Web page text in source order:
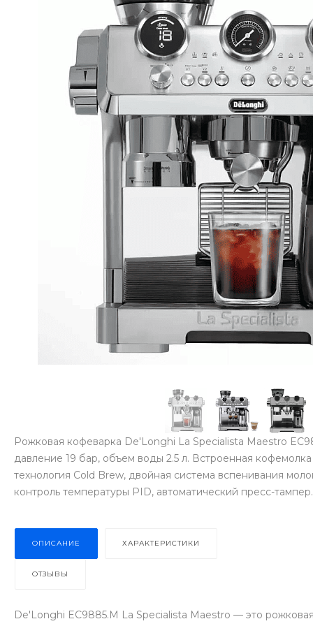
Рожковая кофеварка De'Longhi La Specialista Maestro
давление 19 бар, объем воды 2.5 л. Встроенная
технология Cold Brew, двойная система вспенивания
контроль температуры PID, автоматический пресс-
ОПИСАНИЕ ХАРАКТЕРИСТИКИ
ОТЗЫВЫ
De'Longhi EC9885.M La Specialista Maestro — это